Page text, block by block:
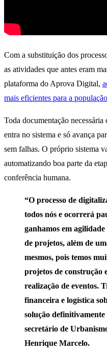
Com a substituição dos
as atividades que antes eram
plataforma do Aprova Digital,
mais eficientes para a população
Toda documentação
entra no sistema e só avança
sem falhas. O próprio sistema
automatizando boa parte da
conferência humana.
“O processo de
todos nós e ocorrerá
ganhamos em
de projetos, além de
mesmos, pois temos
projetos de construção
realização de eventos.
financeira e logística
solução
secretário de
Henrique Marcelo.